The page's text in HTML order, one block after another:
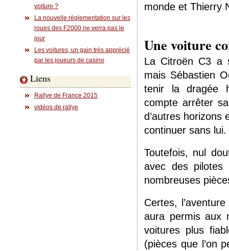
voiture ?
La nouvelle règlementation sur les
roues des F2000 ne verra pas le
jour
Les voitures, un gain très apprécié
par les joueurs de casino
Liens
Rallye de France 2015
vidéos de rallye
monde et Thierry
Une voiture
La Citroën C3 a
mais Sébastien
tenir la dragée
compte arrêter
d’autres horizons
continuer sans lui.
Toutefois, nul
avec des pilotes
nombreuses
Certes,
aura permis aux
voitures plus
(pièces que l’on